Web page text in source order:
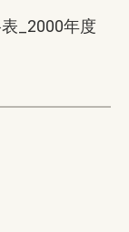
_2000年度